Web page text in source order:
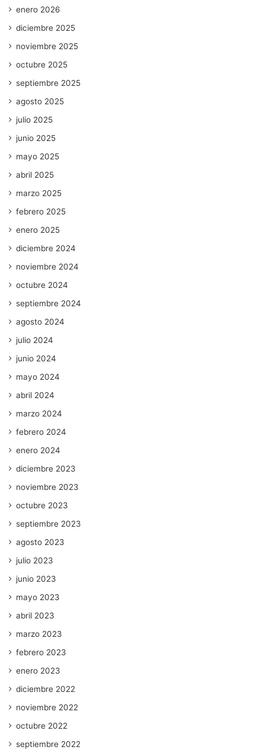
enero 2026
diciembre 2025
noviembre 2025
octubre 2025
septiembre 2025
agosto 2025
julio 2025
junio 2025
mayo 2025
abril 2025
marzo 2025
febrero 2025
enero 2025
diciembre 2024
noviembre 2024
octubre 2024
septiembre 2024
agosto 2024
julio 2024
junio 2024
mayo 2024
abril 2024
marzo 2024
febrero 2024
enero 2024
diciembre 2023
noviembre 2023
octubre 2023
septiembre 2023
agosto 2023
julio 2023
junio 2023
mayo 2023
abril 2023
marzo 2023
febrero 2023
enero 2023
diciembre 2022
noviembre 2022
octubre 2022
septiembre 2022